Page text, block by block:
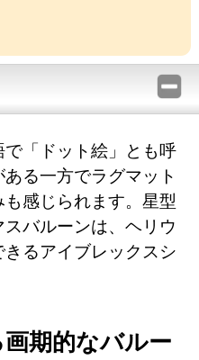
「ドット絵」とも呼
る一方でラグマット
感じられます。星型
バルーンは、ヘリウ
るアイブレックスシ
期的なバルー